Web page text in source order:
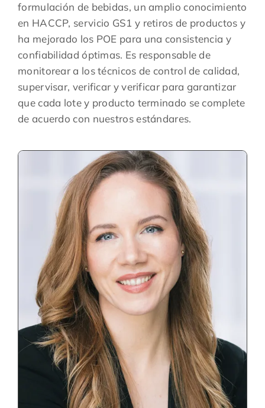
formulación de bebidas, un amplio conocimiento
en HACCP, servicio GS1 y retiros de productos y
ha mejorado los POE para una consistencia y
confiabilidad óptimas. Es responsable de
monitorear a los técnicos de control de calidad,
supervisar, verificar y verificar para garantizar
que cada lote y producto terminado se complete
de acuerdo con nuestros estándares.